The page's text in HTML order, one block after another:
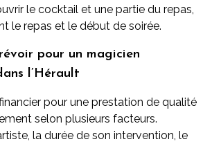
le cocktail et une partie du repas,
le repas et le début de soirée.
pour un magicien
l’Hérault
pour une prestation de qualité
selon plusieurs facteurs.
la durée de son intervention, le